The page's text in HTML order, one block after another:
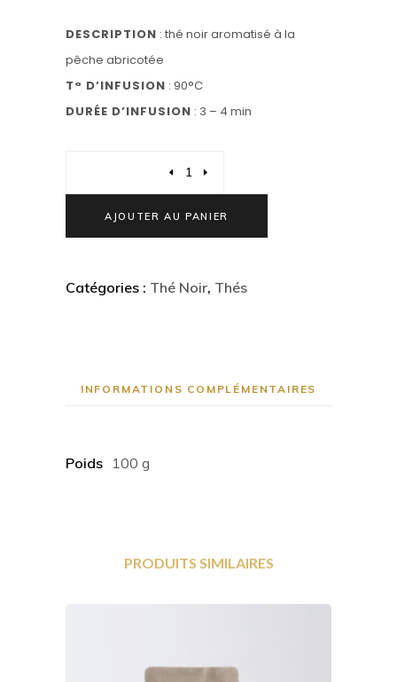
DESCRIPTION : thé noir aromatisé à la
pêche abricotée
T° D’INFUSION : 90°C
DURÉE D’INFUSION : 3 – 4 min
AJOUTER AU PANIER
Catégories : Thé Noir, Thés
INFORMATIONS COMPLÉMENTAIRES
Poids 100 g
PRODUITS SIMILAIRES